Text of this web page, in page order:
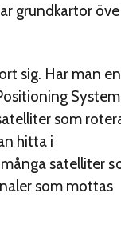
grundkartor
sig. Har man en
System
som
hitta i
satelliter
som mottas